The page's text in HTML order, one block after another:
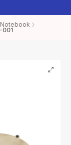
001